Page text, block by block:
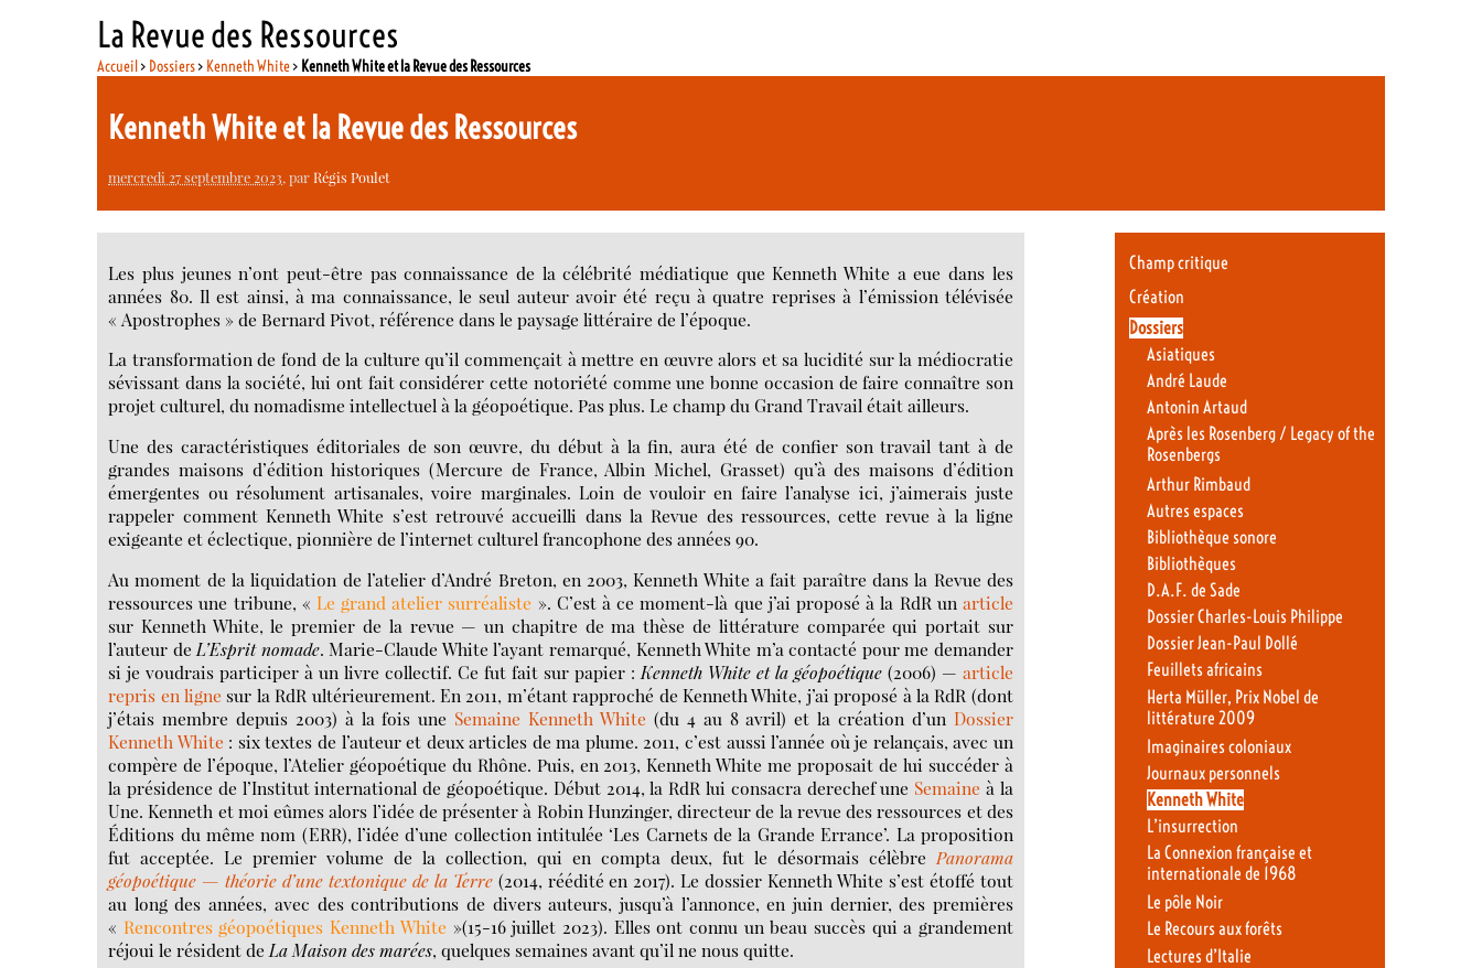
La Revue des Ressources
Accueil> Dossiers> Kenneth White> Kenneth White et la Revue des Ressources
Kenneth White et la Revue des Ressources
mercredi 27 septembre 2023, parRégis Poulet
Les plus jeunes n’ont peut-être pas connaissance de la célébrité médiatique que Kenneth White a eue dans les
années 80. Il est ainsi, à ma connaissance, le seul auteur avoir été reçu à quatre reprises à l’émission télévisée
« Apostrophes » de Bernard Pivot, référence dans le paysage littéraire de l’époque.
La transformation de fond de la culture qu’il commençait à mettre en œuvre alors et sa lucidité sur la médiocratie
sévissant dans la société, lui ont fait considérer cette notoriété comme une bonne occasion de faire connaître son
projet culturel, du nomadisme intellectuel à la géopoétique. Pas plus. Le champ du Grand Travail était ailleurs.
Une des caractéristiques éditoriales de son œuvre, du début à la fin, aura été de confier son travail tant à de
grandes maisons d’édition historiques (Mercure de France, Albin Michel, Grasset) qu’à des maisons d’édition
émergentes ou résolument artisanales, voire marginales. Loin de vouloir en faire l’analyse ici, j’aimerais juste
rappeler comment Kenneth White s’est retrouvé accueilli dans la Revue des ressources, cette revue à la ligne
exigeante et éclectique, pionnière de l’internet culturel francophone des années 90.
Au moment de la liquidation de l’atelier d’André Breton, en 2003, Kenneth White a fait paraître dans la Revue des
ressources une tribune, « Le grand atelier surréaliste ». C’est à ce moment-là que j’ai proposé à la RdR un article
sur Kenneth White, le premier de la revue — un chapitre de ma thèse de littérature comparée qui portait sur
l’auteur de L’Esprit nomade. Marie-Claude White l’ayant remarqué, Kenneth White m’a contacté pour me demander
si je voudrais participer à un livre collectif. Ce fut fait sur papier : Kenneth White et la géopoétique(2006) — article
repris en ligne sur la RdR ultérieurement. En 2011, m’étant rapproché de Kenneth White, j’ai proposé à la RdR (dont
j’étais membre depuis 2003) à la fois une Semaine Kenneth White (du 4 au 8 avril) et la création d’un Dossier
Kenneth White : six textes de l’auteur et deux articles de ma plume. 2011, c’est aussi l’année où je relançais, avec un
compère de l’époque, l’Atelier géopoétique du Rhône. Puis, en 2013, Kenneth White me proposait de lui succéder à
la présidence de l’Institut international de géopoétique. Début 2014, la RdR lui consacra derechef une Semaine à la
Une. Kenneth et moi eûmes alors l’idée de présenter à Robin Hunzinger, directeur de la revue des ressources et des
Éditions du même nom (ERR), l’idée d’une collection intitulée ‘Les Carnets de la Grande Errance’. La proposition
fut acceptée. Le premier volume de la collection, qui en compta deux, fut le désormais célèbre Panorama
géopoétique — théorie d’une textonique de la Terre(2014, réédité en 2017). Le dossier Kenneth White s’est étoffé tout
au long des années, avec des contributions de divers auteurs, jusqu’à l’annonce, en juin dernier, des premières
« Rencontres géopoétiques Kenneth White »(15-16 juillet 2023). Elles ont connu un beau succès qui a grandement
réjoui le résident de La Maison des marées, quelques semaines avant qu’il ne nous quitte.
Champ critique
Création
Dossiers
Asiatiques
André Laude
Antonin Artaud
Après les Rosenberg / Legacy of the
Rosenbergs
Arthur Rimbaud
Autres espaces
Bibliothèque sonore
Bibliothèques
D.A.F. de Sade
Dossier Charles-Louis Philippe
Dossier Jean-Paul Dollé
Feuillets africains
Herta Müller, Prix Nobel de
littérature 2009
Imaginaires coloniaux
Journaux personnels
Kenneth White
L’insurrection
La Connexion française et
internationale de 1968
Le pôle Noir
Le Recours aux forêts
Lectures d’Italie